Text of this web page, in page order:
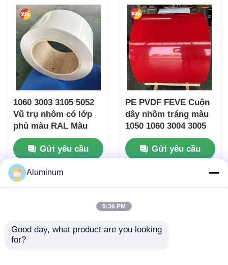
25 năm cho mặt tiền
tòa nhà bọc ống
1060 3003 3105 5052
Vũ trụ nhôm có lớp
phủ màu RAL Màu
ForRoller Shutter
Thiết kế tòa nhà
Gửi yêu cầu
PE PVDF FEVE Cuộn
dây nhôm tráng màu
1050 1060 3004 3005
Woodgrain Chống tia
cực tím cho trần treo
tường
Gửi yêu cầu
Aluminum
9:36 PM
Good day, what product are you looking
for?